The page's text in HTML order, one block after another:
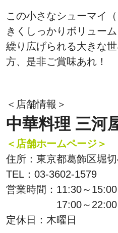
この小さなシューマイ
きくしっかりボリュー
繰り広げられる大きな
方、是非ご賞味あれ！
＜店舗情報＞
中華料理 三河
＜店舗ホームページ＞
住所：東京都葛飾区堀
TEL：03-3602-1579
営業時間：11:30～15:00
17:00～22:00
定休日：木曜日